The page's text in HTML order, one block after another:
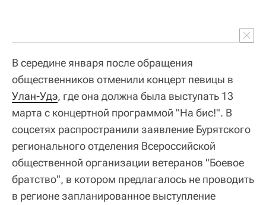
В середине января после обращения
общественников отменили концерт певицы в
Улан-Удэ, где она должна была выступать 13
марта с концертной программой "На бис!". В
соцсетях распространили заявление Бурятского
регионального отделения Всероссийской
общественной организации ветеранов "Боевое
братство", в котором предлагалось не проводить
в регионе запланированное выступление